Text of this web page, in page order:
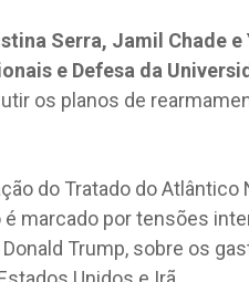
Serra, Jamil Chade
e Defesa da
os planos de
do Tratado do
é marcado por tensões
Trump, sobre os